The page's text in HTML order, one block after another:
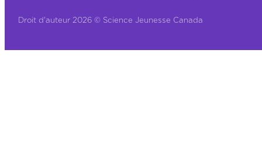
Droit d'auteur 2026 © Science Jeunesse Canada